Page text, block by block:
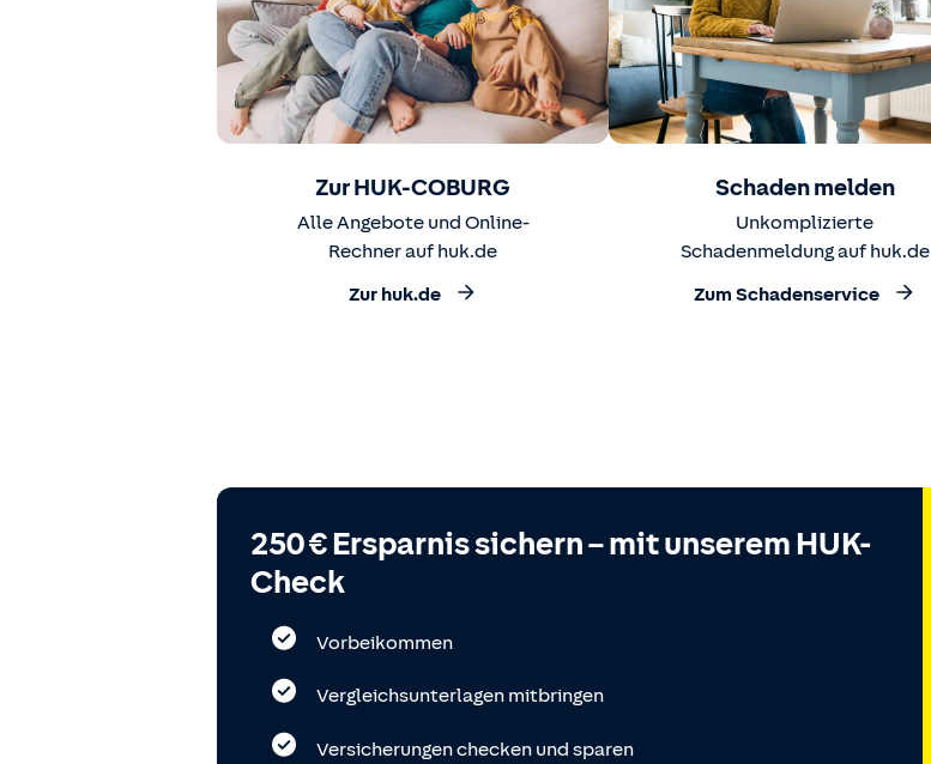
Zur HUK-COBURG
Alle Angebote und Online-
Rechner auf huk.de
Zur huk.de
Schaden melden
Unkomplizierte
Schadenmeldung auf huk.de
Zum Schadenservice
250 € Ersparnis sichern – mit unserem HUK-
Check
Vorbeikommen
Vergleichsunterlagen mitbringen
Versicherungen checken und sparen